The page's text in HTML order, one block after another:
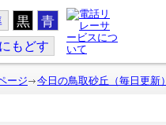
黒 青
にもどす
ージ 今日の鳥取砂丘（毎日更新）